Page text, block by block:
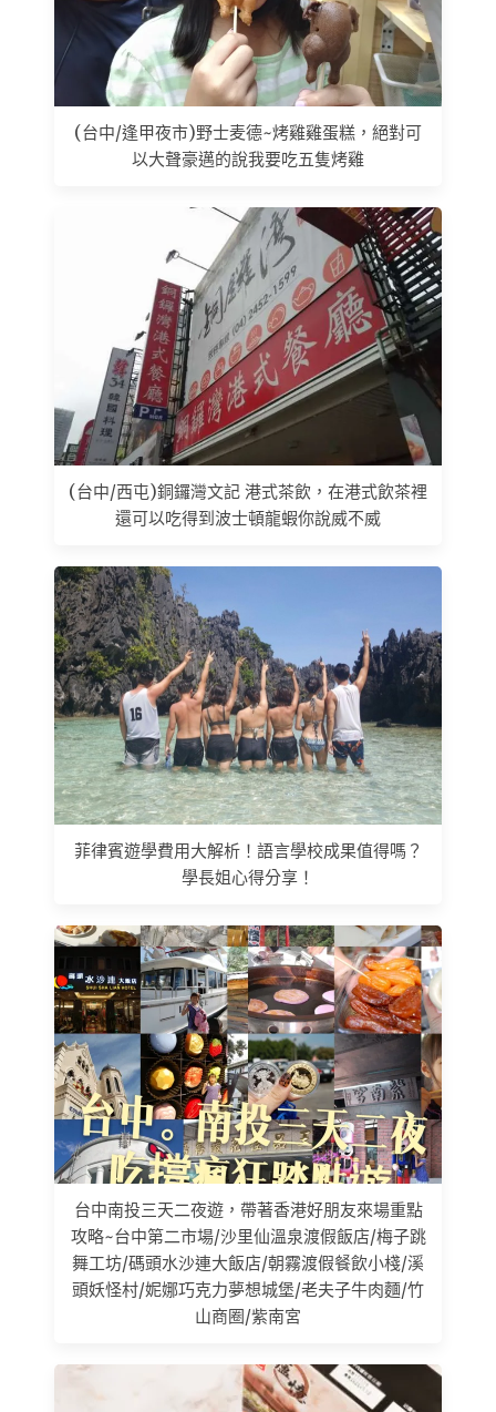
(台中/逢甲夜市)野士麦德~烤雞雞蛋糕，絕對可
以大聲豪邁的說我要吃五隻烤雞
(台中/西屯)銅鑼灣文記 港式茶飲，在港式飲茶裡
還可以吃得到波士頓龍蝦你說威不威
菲律賓遊學費用大解析！語言學校成果值得嗎？
學長姐心得分享！
台中南投三天二夜遊，帶著香港好朋友來場重點
攻略~台中第二市場/沙里仙溫泉渡假飯店/梅子跳
舞工坊/碼頭水沙連大飯店/朝霧渡假餐飲小棧/溪
頭妖怪村/妮娜巧克力夢想城堡/老夫子牛肉麵/竹
山商圈/紫南宮